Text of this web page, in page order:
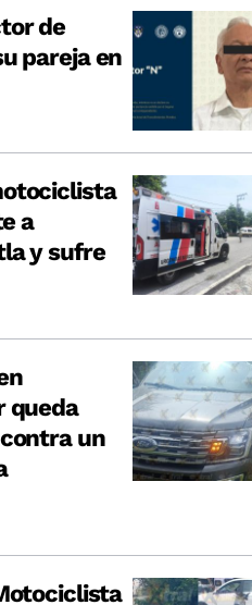
de
pareja en
a
y sufre
queda
un